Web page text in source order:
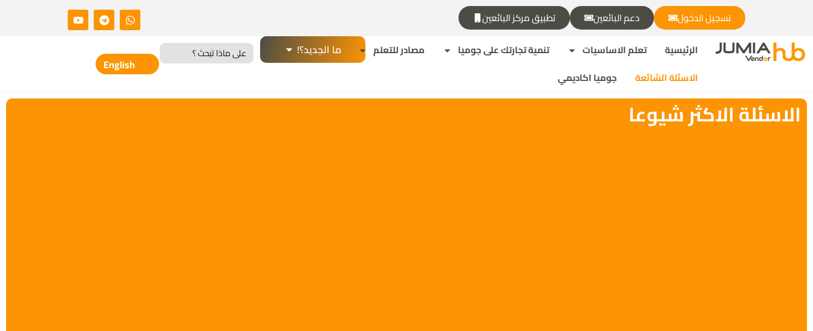
تسجيل الدخول دعم البائعين
تطبيق مركز البائعين
الرئيسية
تعلم الاساسيات تنمية تجارتك على جوميا
مصادر للتعلم
الاسئلة الشائعة
جوميا اكاديمي
ما الجديد؟!
Search
for:
English
الاسئلة الاكثر شيوعا